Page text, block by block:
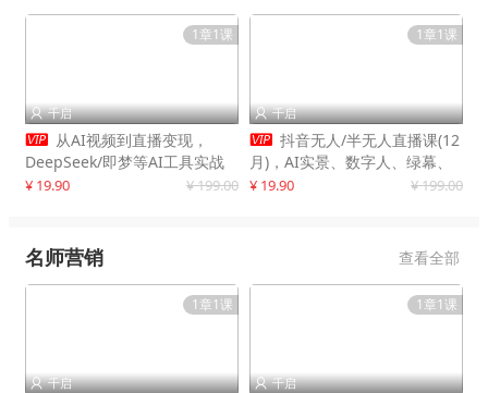
1章1课
 千启
 从AI视频到直播变现，
DeepSeek/即梦等AI工具实战
教学，生产爆款视频，打造高流
¥ 19.90 ¥ 199.00
1章1课
 千启
 抖音无人/半无人直播课(12
月)，AI实景、数字人、绿幕、
多种玩法、24小时自动盈利
¥ 19.90 ¥ 199.00
名师营销 查看全部
1章1课
 千启
1章1课
 千启